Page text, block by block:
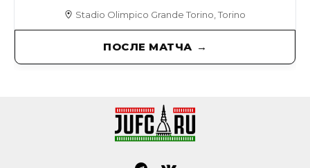
Stadio Olimpico Grande Torino, Torino
ПОСЛЕ МАТЧА